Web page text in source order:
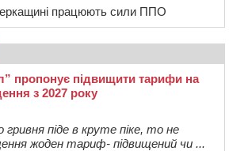
працюють сили ППО
пропонує підвищити тарифи на
з 2027 року
гривня піде в круте піке, то не
жоден тариф- підвищений чи ...